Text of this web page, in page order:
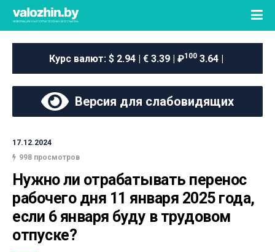
Курс валют: $ 2.94 | € 3.39 | ₽100 3.64 |
Версия для слабовидящих
17.12.2024
998 просмотров
Нужно ли отрабатывать перенос
рабочего дня 11 января 2025 года,
если 6 января буду в трудовом
отпуске?